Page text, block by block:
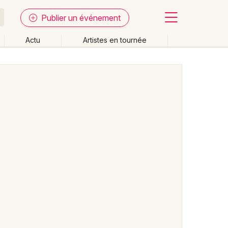
Publier un événement
Actu Artistes en tournée